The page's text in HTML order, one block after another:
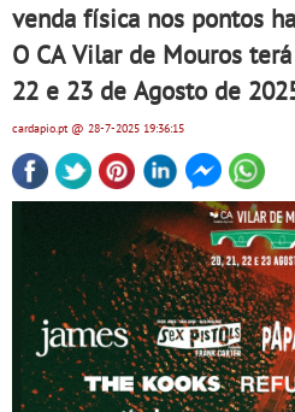
venda física nos pontos
O CA Vilar de Mouros
22 e 23 de Agosto de
cardapio.pt@ 28-7-2025 19:36:15